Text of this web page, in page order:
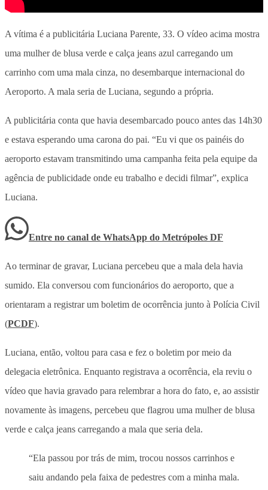
A vítima é a publicitária Luciana Parente, 33. O vídeo acima mostra
uma mulher de blusa verde e calça jeans azul carregando um
carrinho com uma mala cinza, no desembarque internacional do
Aeroporto. A mala seria de Luciana, segundo a própria.
A publicitária conta que havia desembarcado pouco antes das 14h30
e estava esperando uma carona do pai. “Eu vi que os painéis do
aeroporto estavam transmitindo uma campanha feita pela equipe da
agência de publicidade onde eu trabalho e decidi filmar”, explica
Luciana.
Entre no canal de WhatsApp do Metrópoles DF
Ao terminar de gravar, Luciana percebeu que a mala dela havia
sumido. Ela conversou com funcionários do aeroporto, que a
orientaram a registrar um boletim de ocorrência junto à Polícia Civil
(PCDF).
Luciana, então, voltou para casa e fez o boletim por meio da
delegacia eletrônica. Enquanto registrava a ocorrência, ela reviu o
vídeo que havia gravado para relembrar a hora do fato, e, ao assistir
novamente às imagens, percebeu que flagrou uma mulher de blusa
verde e calça jeans carregando a mala que seria dela.
“Ela passou por trás de mim, trocou nossos carrinhos e
saiu andando pela faixa de pedestres com a minha mala.